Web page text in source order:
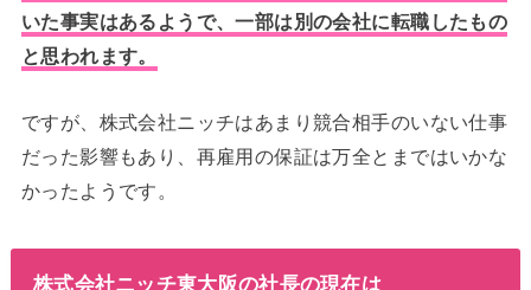
いた事実はあるようで、一部は別の会社に転職したもの
と思われます。
ですが、株式会社ニッチはあまり競合相手のいない仕事
だった影響もあり、再雇用の保証は万全とまではいかな
かったようです。
株式会社ニッチ東大阪の社長の現在は